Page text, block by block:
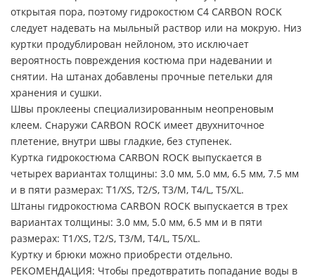
открытая пора, поэтому гидрокостюм C4 CARBON ROCK
следует надевать на мыльный раствор или на мокрую. Низ
куртки продублирован нейлоном, это исключает
вероятность повреждения костюма при надевании и
снятии. На штанах добавлены прочные петельки для
хранения и сушки.
Швы проклеены специализированным неопреновым
клеем. Снаружи CARBON ROCK имеет двухниточное
плетение, внутри швы гладкие, без ступенек.
Куртка гидрокостюма CARBON ROCK выпускается в
четырех вариантах толщины: 3.0 мм, 5.0 мм, 6.5 мм, 7.5 мм
и в пяти размерах: Т1/XS, T2/S, T3/M, T4/L, T5/XL.
Штаны гидрокостюма CARBON ROCK выпускается в трех
вариантах толщины: 3.0 мм, 5.0 мм, 6.5 мм и в пяти
размерах: Т1/XS, T2/S, T3/M, T4/L, T5/XL.
Куртку и брюки можно приобрести отдельно.
РЕКОМЕНДАЦИЯ: Чтобы предотвратить попадание воды в